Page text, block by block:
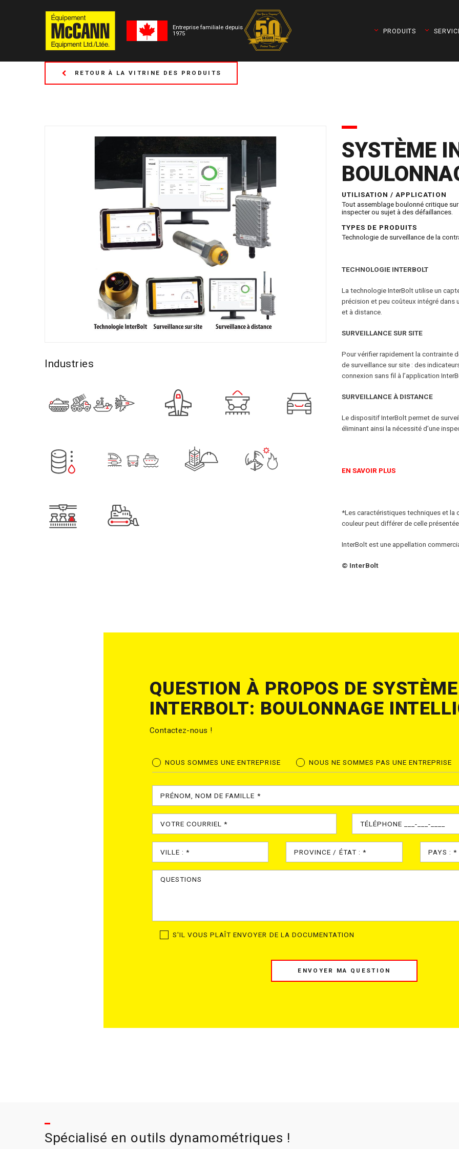
Entreprise familiale depuis
1975
PRODUITS
(Anciennement Torqueleader)
RETOUR À LA VITRINE DES PRODUITS
Industries
SYSTÈME
UTILISATION / APPLICATION
Tout assemblage boulonné critique
inspecter ou sujet à des défaillances.
TYPES DE PRODUITS
Technologie de surveillance de la
TECHNOLOGIE INTERBOLT
La technologie InterBolt utilise un
précision et peu coûteux intégré dans
et à distance.
SURVEILLANCE SUR SITE
Pour vérifier rapidement la contrainte
de surveillance sur site : des
connexion sans fil à l’application
SURVEILLANCE À DISTANCE
Le dispositif InterBolt permet de
éliminant ainsi la nécessité d’une
EN SAVOIR PLUS
*Les caractéristiques techniques et la
couleur peut différer de celle présentée.
InterBolt est une appellation
© InterBolt
QUESTION À PROPOS DE SYSTÈME
INTERBOLT: BOULONNAGE
Contactez-nous !
NOUS SOMMES UNE ENTREPRISE NOUS NE SOMMES PAS UNE ENTREPRISE
S'IL VOUS PLAÎT ENVOYER DE LA DOCUMENTATION
ENVOYER MA QUESTION
Spécialisé en outils dynamométriques !